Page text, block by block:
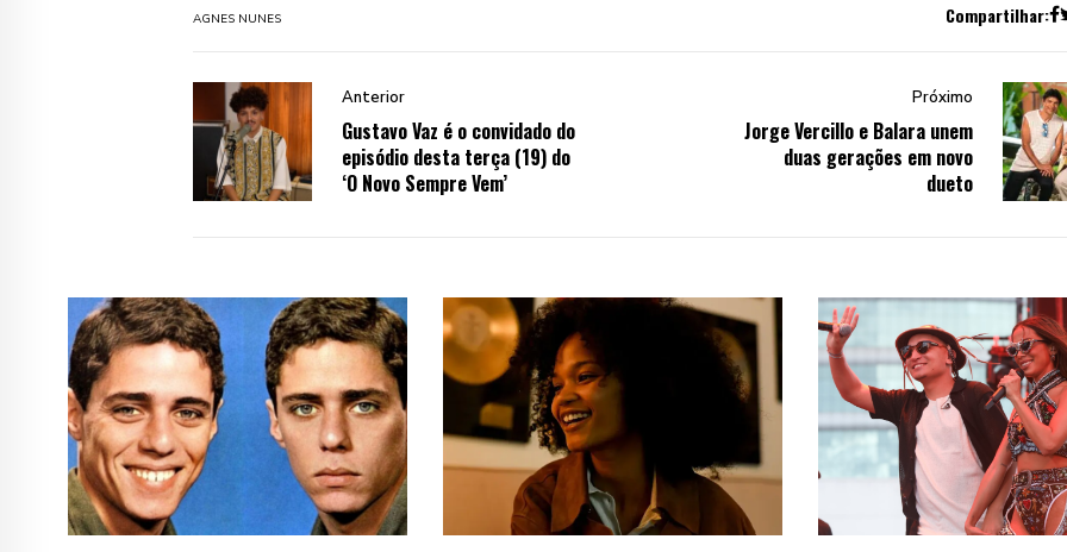
AGNES NUNES Compartilhar:
Anterior
Gustavo Vaz é o convidado do
episódio desta terça (19) do
‘O Novo Sempre Vem’
Próximo
Jorge Vercillo e Balara unem
duas gerações em novo
dueto